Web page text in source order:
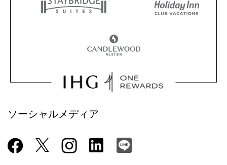
ソーシャルメディア